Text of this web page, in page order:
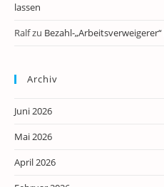
lassen
Ralfzu Bezahl-
Archiv
Juni 2026
Mai 2026
April 2026